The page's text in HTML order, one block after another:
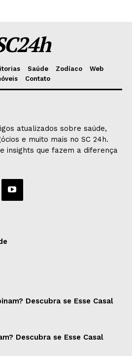
Saúde Zodíaco
Web
Contato
atualizados sobre saúde,
e muito mais no SC 24h.
insights que fazem a diferença
Descubra se Esse Casal
Descubra se Esse Casal